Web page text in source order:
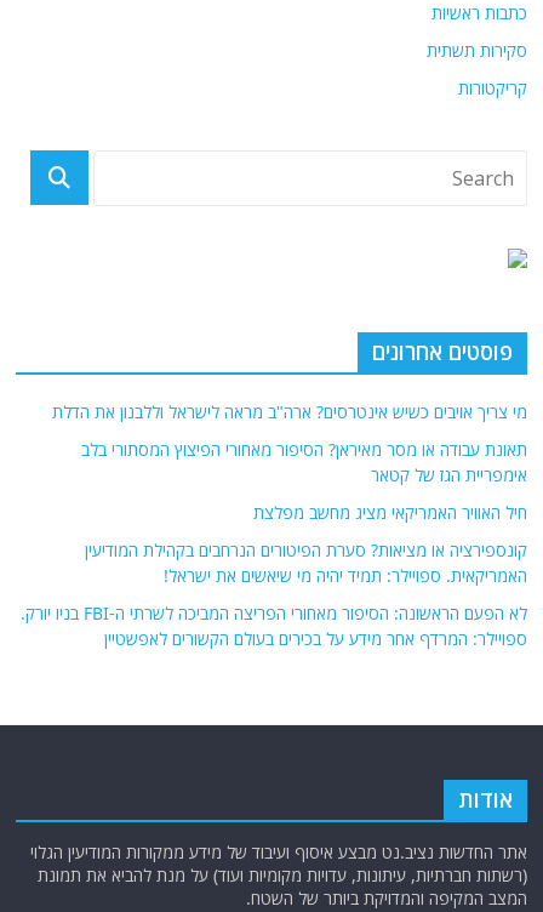
כתבות ראשיות
סקירות תשתית
קריקטורות
פוסטים אחרונים
מי צריך אויבים כשיש אינטרסים? ארה"ב מראה לישראל וללבנון את הדלת
תאונת עבודה או מסר מאיראן? הסיפור מאחורי הפיצוץ המסתורי בלב
אימפריית הגז של קטאר
חיל האוויר האמריקאי מציג מחשב מפלצת
קונספירציה או מציאות? סערת הפיטורים הנרחבים בקהילת המודיעין
האמריקאית. ספויילר: תמיד יהיה מי שיאשים את ישראל!
לא הפעם הראשונה: הסיפור מאחורי הפריצה המביכה לשרתי ה-FBI בניו יורק.
ספויילר: המרדף אחר מידע על בכירים בעולם הקשורים לאפשטיין
אודות
אתר החדשות נציב.נט מבצע איסוף ועיבוד של מידע ממקורות המודיעין הגלוי
(רשתות חברתיות, עיתונות, עדויות מקומיות ועוד) על מנת להביא את תמונת
המצב המקיפה והמדויקת ביותר של השטח.